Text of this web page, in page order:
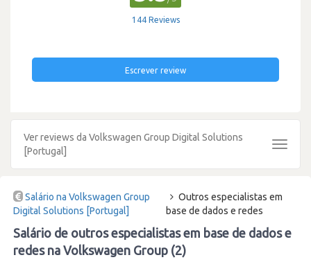
144 Reviews
Escrever review
Ver reviews da Volkswagen Group Digital Solutions
[Portugal]
Toggle
Salário na Volkswagen Group
Digital Solutions [Portugal]
Outros especialistas em
base de dados e redes
Salário de outros especialistas em base de dados e
redes na Volkswagen Group (2)